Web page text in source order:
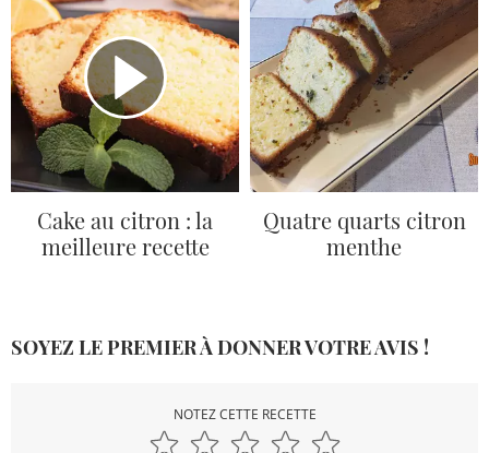
Cake au citron : la
meilleure recette
Quatre quarts citron
menthe
SOYEZ LE PREMIER À DONNER VOTRE AVIS !
NOTEZ CETTE RECETTE